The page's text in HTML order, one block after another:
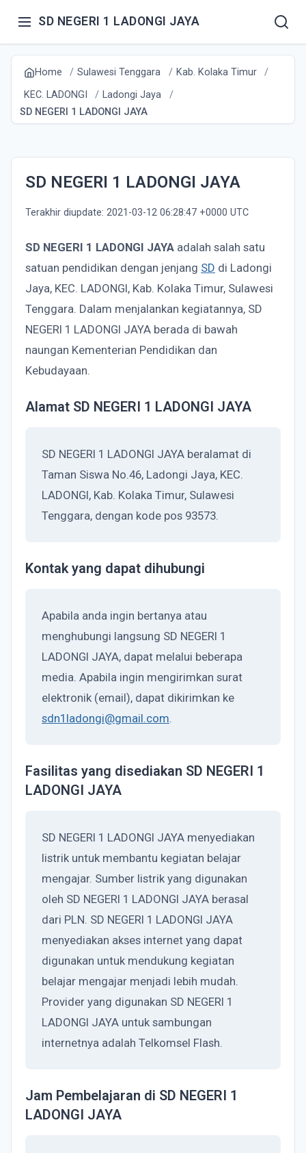
SD NEGERI 1 LADONGI JAYA
Home Sulawesi Tenggara
Kab. Kolaka Timur
KEC. LADONGI
Ladongi Jaya
SD NEGERI 1 LADONGI JAYA
SD NEGERI 1 LADONGI JAYA
Terakhir diupdate: 2021-03-12 06:28:47 +0000 UTC
SD NEGERI 1 LADONGI JAYA adalah salah satu
satuan pendidikan dengan jenjang SD di Ladongi
Jaya, KEC. LADONGI, Kab. Kolaka Timur, Sulawesi
Tenggara. Dalam menjalankan kegiatannya, SD
NEGERI 1 LADONGI JAYA berada di bawah
naungan Kementerian Pendidikan dan
Kebudayaan.
Alamat SD NEGERI 1 LADONGI JAYA
SD NEGERI 1 LADONGI JAYA beralamat di
Taman Siswa No.46, Ladongi Jaya, KEC.
LADONGI, Kab. Kolaka Timur, Sulawesi
Tenggara, dengan kode pos 93573.
Kontak yang dapat dihubungi
Apabila anda ingin bertanya atau
menghubungi langsung SD NEGERI 1
LADONGI JAYA, dapat melalui beberapa
media. Apabila ingin mengirimkan surat
elektronik (email), dapat dikirimkan ke
sdn1ladongi@gmail.com.
Fasilitas yang disediakan SD NEGERI 1
LADONGI JAYA
SD NEGERI 1 LADONGI JAYA menyediakan
listrik untuk membantu kegiatan belajar
mengajar. Sumber listrik yang digunakan
oleh SD NEGERI 1 LADONGI JAYA berasal
dari PLN. SD NEGERI 1 LADONGI JAYA
menyediakan akses internet yang dapat
digunakan untuk mendukung kegiatan
belajar mengajar menjadi lebih mudah.
Provider yang digunakan SD NEGERI 1
LADONGI JAYA untuk sambungan
internetnya adalah Telkomsel Flash.
Jam Pembelajaran di SD NEGERI 1
LADONGI JAYA